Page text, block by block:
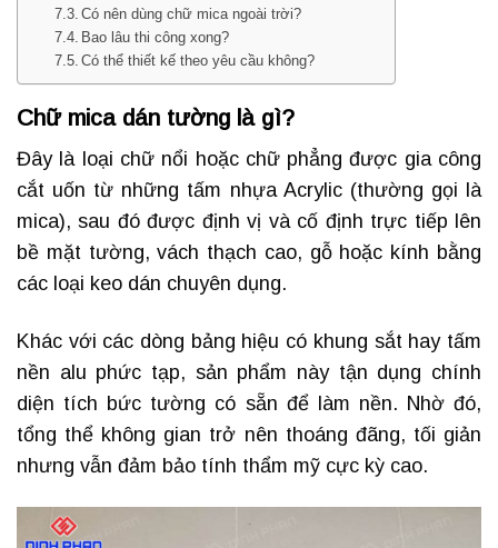
Có nên dùng chữ mica ngoài trời?
Bao lâu thi công xong?
Có thể thiết kế theo yêu cầu không?
Chữ mica dán tường là gì?
Đây là loại chữ nổi hoặc chữ phẳng được gia công
cắt uốn từ những tấm nhựa Acrylic (thường gọi là
mica), sau đó được định vị và cố định trực tiếp lên
bề mặt tường, vách thạch cao, gỗ hoặc kính bằng
các loại keo dán chuyên dụng.
Khác với các dòng bảng hiệu có khung sắt hay tấm
nền alu phức tạp, sản phẩm này tận dụng chính
diện tích bức tường có sẵn để làm nền. Nhờ đó,
tổng thể không gian trở nên thoáng đãng, tối giản
nhưng vẫn đảm bảo tính thẩm mỹ cực kỳ cao.